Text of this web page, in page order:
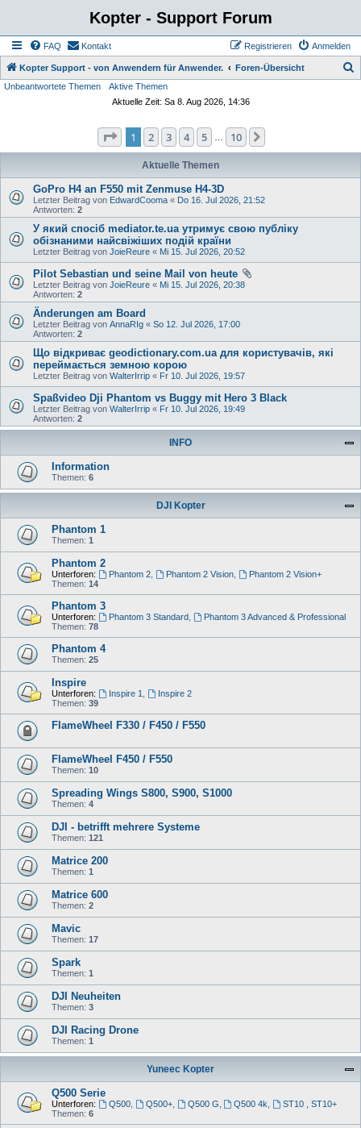
Kopter - Support Forum
FAQ Kontakt Anmelden
Registrieren
Kopter Support - von Anwendern für Anwender. Foren-Übersicht
Unbeantwortete Themen
Aktive Themen
Aktuelle Zeit: Sa 8. Aug 2026, 14:36
Seite 1von 10
1 2 3 4 5 10
Aktuelle Themen
GoPro H4 an F550 mit Zenmuse H4-3D
Letzter Beitrag von EdwardCooma « Do 16. Jul 2026, 21:52
Antworten: 2
У який спосіб mediator.te.ua утримує свою публіку
обізнаними найсвіжіших подій країни
Letzter Beitrag von JoieReure « Mi 15. Jul 2026, 20:52
Pilot Sebastian und seine Mail von heute
Letzter Beitrag von JoieReure « Mi 15. Jul 2026, 20:38
Antworten: 2
Änderungen am Board
Letzter Beitrag von AnnaRIg « So 12. Jul 2026, 17:00
Antworten: 2
Що відкриває geodictionary.com.ua для користувачів, які
переймається земною корою
Letzter Beitrag von WalterIrrip « Fr 10. Jul 2026, 19:57
Spaßvideo Dji Phantom vs Buggy mit Hero 3 Black
Letzter Beitrag von WalterIrrip « Fr 10. Jul 2026, 19:49
Antworten: 2
INFO
Information
Themen: 6
DJI Kopter
Phantom 1
Themen: 1
Phantom 2
Unterforen: Phantom 2, Phantom 2 Vision,
Phantom 2 Vision+
Themen: 14
Phantom 3
Unterforen: Phantom 3 Standard,
Phantom 3 Advanced & Professional
Themen: 78
Phantom 4
Themen: 25
Inspire
Unterforen: Inspire 1
Inspire 2
Themen: 39
FlameWheel F330 / F450 / F550
FlameWheel F450 / F550
Themen: 10
Spreading Wings S800, S900, S1000
Themen: 4
DJI - betrifft mehrere Systeme
Themen: 121
Matrice 200
Themen: 1
Matrice 600
Themen: 2
Mavic
Themen: 17
Spark
Themen: 1
DJI Neuheiten
Themen: 3
DJI Racing Drone
Themen: 1
Yuneec Kopter
Q500 Serie
Unterforen: Q500, Q500+, Q500 G Q500 4k
ST10 , ST10+
Themen: 6